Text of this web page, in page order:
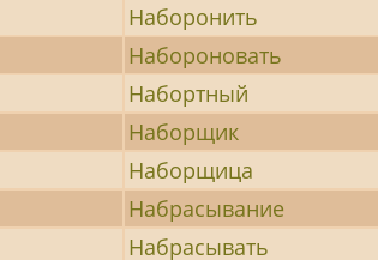
Наборонить
Набороновать
Набортный
Наборщик
Наборщица
Набрасывание
Набрасывать